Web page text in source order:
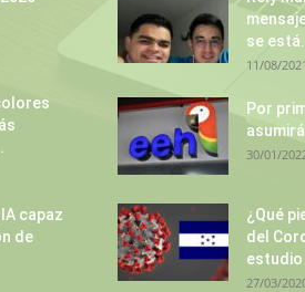
capaz
de
se
11/08/2021
Por
30/01/
¿Qué
del
estudio
27/03/